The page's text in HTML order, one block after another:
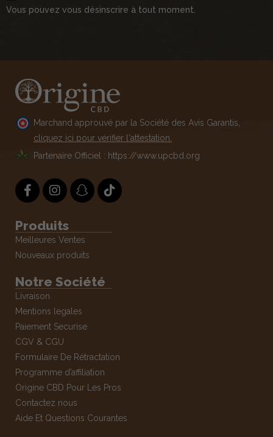
Vous pouvez vous désinscrire à tout moment.
Marchand approuvé par la Société des Avis Garantis,
cliquez ici pour vérifier l'attestation.
Partenaire Officiel : https://www.upcbd.org
Produits
Meilleures Ventes
Nouveaux produits
Notre Société
Livraison
Mentions legales
Paiement Securise
CGV & CGU
Formulaire De Rétractation
Programme d’affiliation
Origine CBD Pour Les Pros
Contactez nous
Aide Et Questions Courantes